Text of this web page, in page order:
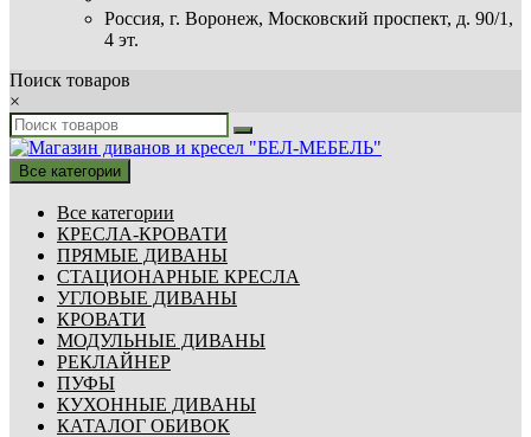
Россия, г. Воронеж, Московский проспект, д. 90/1,
4 эт.
Поиск товаров
×
Все категории
Все категории
КРЕСЛА-КРОВАТИ
ПРЯМЫЕ ДИВАНЫ
СТАЦИОНАРНЫЕ КРЕСЛА
УГЛОВЫЕ ДИВАНЫ
КРОВАТИ
МОДУЛЬНЫЕ ДИВАНЫ
РЕКЛАЙНЕР
ПУФЫ
КУХОННЫЕ ДИВАНЫ
КАТАЛОГ ОБИВОК